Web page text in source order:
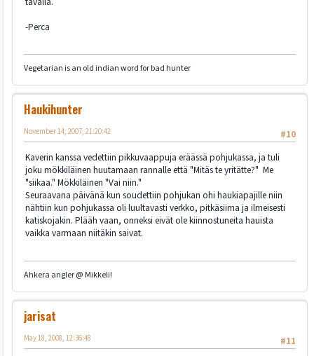
-Perca
Vegetarian is an old indian word for bad hunter
Haukihunter
#10
November 14, 2007, 21:20:42
Kaverin kanssa vedettiin pikkuvaappuja eräässä pohjukassa, ja tuli
joku mökkiläinen huutamaan rannalle että "Mitäs te yritätte?" Me
"siikaa." Mökkiläinen "Vai niin."
Seuraavana päivänä kun soudettiin pohjukan ohi haukiapajille niin
nähtiin kun pohjukassa oli luultavasti verkko, pitkäsiima ja ilmeisesti
katiskojakin. Plääh vaan, onneksi eivät ole kiinnostuneita hauista
vaikka varmaan niitäkin saivat.
Ahkera angler @ Mikkeli!
jarisat
#11
May 18, 2008, 12:36:48